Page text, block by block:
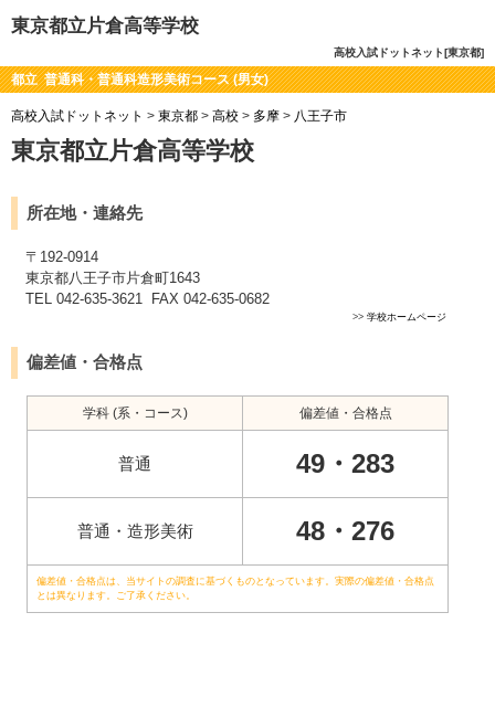
東京都立片倉高等学校
高校入試ドットネット[東京都]
都立 普通科・普通科造形美術コース (男女)
高校入試ドットネット > 東京都 > 高校 > 多摩 > 八王子市
東京都立片倉高等学校
所在地・連絡先
〒192-0914
東京都八王子市片倉町1643
TEL 042-635-3621 FAX 042-635-0682
>>学校ホームページ
偏差値・合格点
学科 (系・コース) 偏差値・合格点
普通 49・283
普通・造形美術 48・276
偏差値・合格点は、当サイトの調査に基づくものとなっています。実際の偏差値・合格点
とは異なります。ご了承ください。